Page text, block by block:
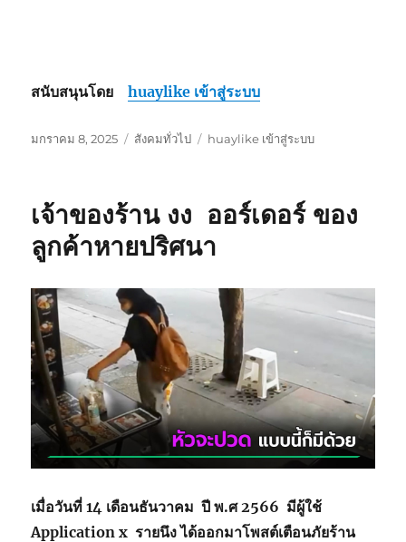
สนับสนุนโดยhuaylike เข้าสู่ระบบ
เขียน
มกราคม 8, 2025
หมวด
สังคมทั่วไป
ป้าย
huaylike เข้าสู่ระบบ
เจ้าของร้าน งง ออร์เดอร์ ของ
ลูกค้าหายปริศนา
เมื่อวันที่ 14 เดือนธันวาคม ปี พ.ศ 2566 มีผู้ใช้
Application x รายนึง ได้ออกมาโพสต์เตือนภัยร้าน